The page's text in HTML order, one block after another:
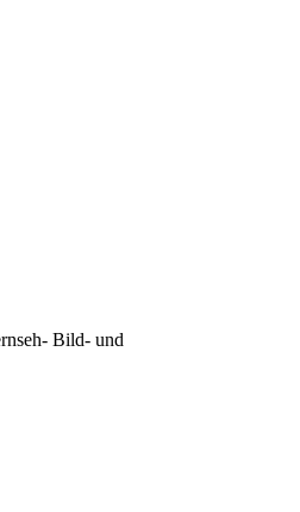
Bild- und